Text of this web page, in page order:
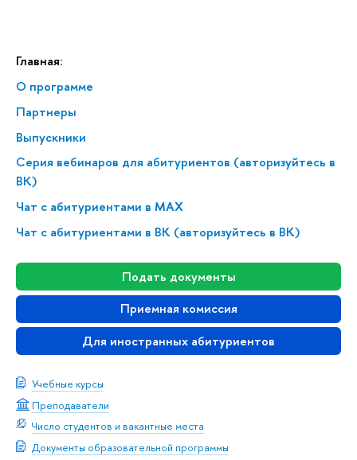
Главная:
О программе
Партнеры
Выпускники
Серия вебинаров для абитуриентов (авторизуйтесь в
ВК)
Чат с абитуриентами в MAX
Чат с абитуриентами в ВК (авторизуйтесь в ВК)
Подать документы
Приемная комиссия
Для иностранных абитуриентов
Учебные курсы
Преподаватели
Число студентов и вакантные места
Документы образовательной программы